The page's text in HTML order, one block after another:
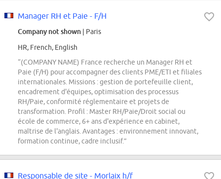
Manager RH et Paie - F/H
Company not shown | Paris
HR, French, English
“(COMPANY NAME) France recherche un Manager RH et
Paie (F/H) pour accompagner des clients PME/ETI et filiales
internationales. Missions : gestion de portefeuille client,
encadrement d'équipes, optimisation des processus
RH/Paie, conformité réglementaire et projets de
transformation. Profil : Master RH/Paie/Droit social ou
école de commerce, 6+ ans d'expérience en cabinet,
maîtrise de l'anglais. Avantages : environnement innovant,
formation continue, cadre inclusif.”
Responsable de site - Morlaix h/f